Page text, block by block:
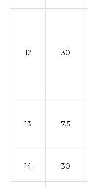
12 30
13 7.5
14 30